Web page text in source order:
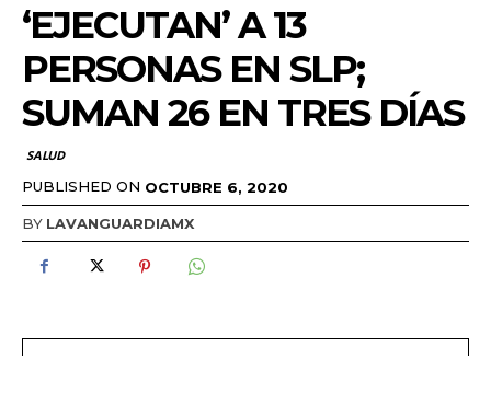
‘EJECUTAN’ A 13
PERSONAS EN SLP;
SUMAN 26 EN TRES DÍAS
SALUD
PUBLISHED ON OCTUBRE 6, 2020
BY LAVANGUARDIAMX